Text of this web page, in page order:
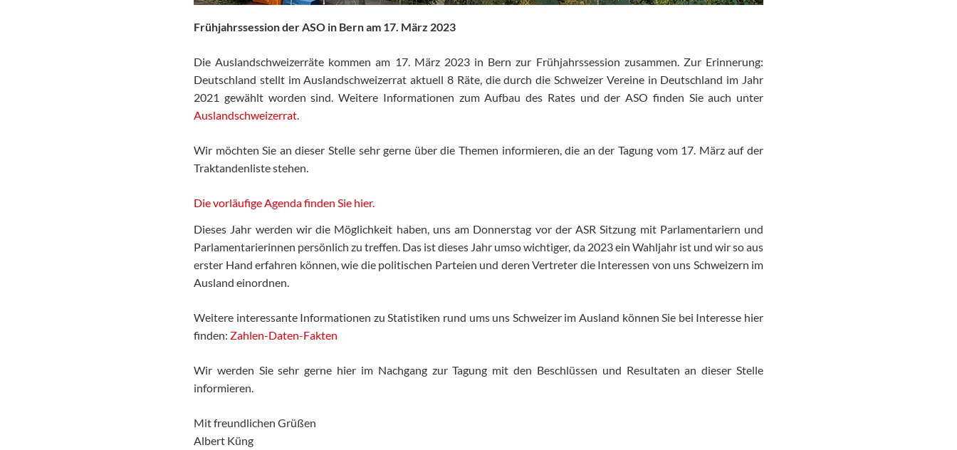
Frühjahrssession der ASO in Bern am 17. März 2023
Die Auslandschweizerräte kommen am 17. März 2023 in Bern zur Frühjahrssession zusammen. Zur Erinnerung:
Deutschland stellt im Auslandschweizerrat aktuell 8 Räte, die durch die Schweizer Vereine in Deutschland im Jahr
2021 gewählt worden sind. Weitere Informationen zum Aufbau des Rates und der ASO finden Sie auch unter
Auslandschweizerrat
Wir möchten Sie an dieser Stelle sehr gerne über die Themen informieren, die an der Tagung vom 17. März auf der
Traktandenliste stehen.
Die vorläufige Agenda finden Sie hier.
Dieses Jahr werden wir die Möglichkeit haben, uns am Donnerstag vor der ASR Sitzung mit Parlamentariern und
Parlamentarierinnen persönlich zu treffen. Das ist dieses Jahr umso wichtiger, da 2023 ein Wahljahr ist und wir so aus
erster Hand erfahren können, wie die politischen Parteien und deren Vertreter die Interessen von uns Schweizern im
Ausland einordnen.
Weitere interessante Informationen zu Statistiken rund ums uns Schweizer im Ausland können Sie bei Interesse hier
finden: Zahlen-Daten-Fakten
Wir werden Sie sehr gerne hier im Nachgang zur Tagung mit den Beschlüssen und Resultaten an dieser Stelle
informieren.
Mit freundlichen Grüßen
Albert Küng